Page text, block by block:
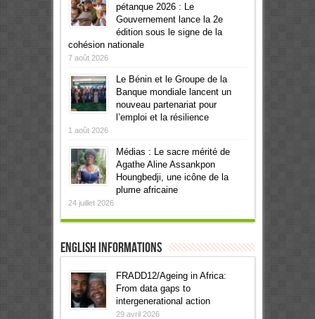
pétanque 2026 : Le
Gouvernement lance la 2e
édition sous le signe de la
cohésion nationale
7 août 2026
Le Bénin et le Groupe de la
Banque mondiale lancent un
nouveau partenariat pour
l’emploi et la résilience
1 août 2026
Médias : Le sacre mérité de
Agathe Aline Assankpon
Houngbedji, une icône de la
plume africaine
24 juillet 2026
English informations
FRADD12/Ageing in Africa:
From data gaps to
intergenerational action
29 avril 2026